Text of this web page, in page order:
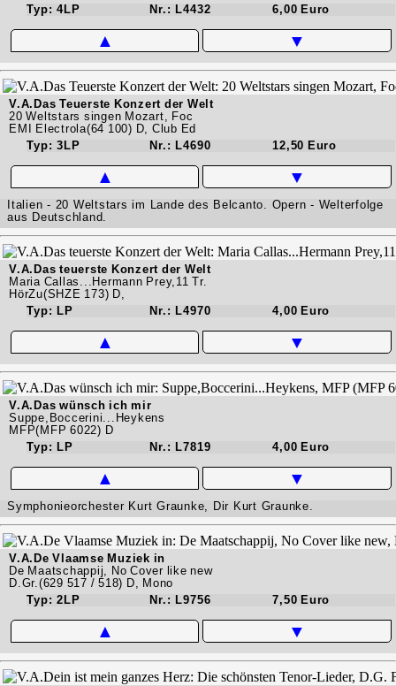
Typ: 4LP
Nr.: L4432 6,00 Euro
▲ ▼
V.A.Das Teuerste Konzert der Welt
20 Weltstars singen Mozart, Foc
EMI Electrola(64 100) D, Club Ed
Typ: 3LP
Nr.: L4690 12,50 Euro
▲ ▼
Italien - 20 Weltstars im Lande des Belcanto. Opern - Welterfolge
aus Deutschland.
V.A.Das teuerste Konzert der Welt
Maria Callas...Hermann Prey,11 Tr.
HörZu(SHZE 173) D,
Typ: LP
Nr.: L4970 4,00 Euro
▲ ▼
V.A.Das wünsch ich mir
Suppe,Boccerini...Heykens
MFP(MFP 6022) D
Typ: LP
Nr.: L7819 4,00 Euro
▲ ▼
Symphonieorchester Kurt Graunke, Dir Kurt Graunke.
V.A.De Vlaamse Muziek in
De Maatschappij, No Cover like new
D.Gr.(629 517 / 518) D, Mono
Typ: 2LP
Nr.: L9756 7,50 Euro
▲ ▼